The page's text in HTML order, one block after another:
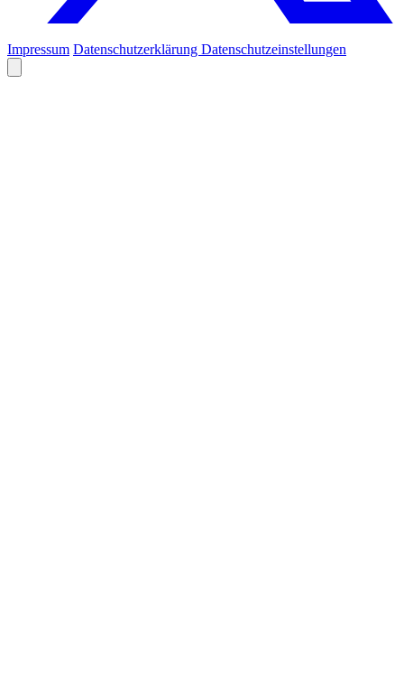
Impressum Datenschutzerklärung Datenschutzeinstellungen